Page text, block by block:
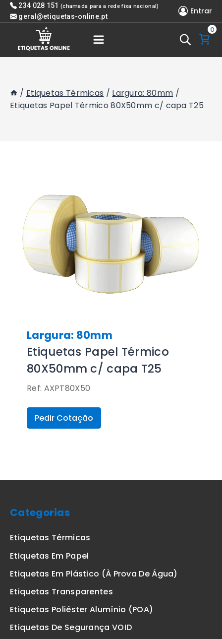
Skip 234 028 151 (chamada para a rede fixa nacional)
geral@etiquetas-online.pt
Entrar
0
/ Etiquetas Térmicas / Largura: 80mm /
Etiquetas Papel Térmico 80X50mm c/ capa T25
Largura: 80mm
Etiquetas Papel Térmico
80X50mm c/ capa T25
Ref: AXPT80X50
Pedir Cotação
Categorias
Etiquetas Térmicas
Etiquetas Em Papel
Etiquetas Em Plástico (à Prova De Água)
Etiquetas Transparentes
Etiquetas Poliéster Alumínio (POA)
Etiquetas De Segurança VOID